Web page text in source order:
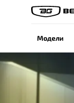
Модели